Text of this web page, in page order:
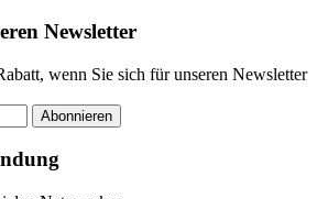
Newsletter
wenn Sie sich für unseren Newsletter
Abonnieren